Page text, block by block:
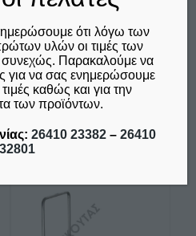
δεν συμπεριλαμβάνεται ο
Φ.Π.Α. 24%
Προσθήκη στο καλάθι
ότι λόγω των
υλών οι τιμές των
Παρακαλούμε να
για να σας ενημερώσουμε
καθώς και για την
των προϊόντων.
26410 23382 – 26410
32801